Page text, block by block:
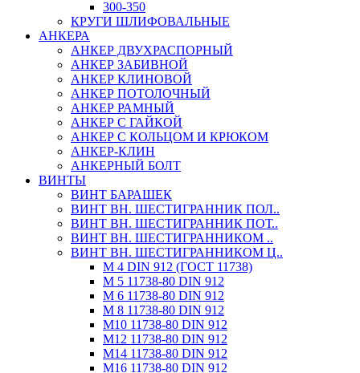
300-350
КРУГИ ШЛИФОВАЛЬНЫЕ
АНКЕРА
АНКЕР ДВУХРАСПОРНЫЙ
АНКЕР ЗАБИВНОЙ
АНКЕР КЛИНОВОЙ
АНКЕР ПОТОЛОЧНЫЙ
АНКЕР РАМНЫЙ
АНКЕР С ГАЙКОЙ
АНКЕР С КОЛЬЦОМ И КРЮКОМ
АНКЕР-КЛИН
АНКЕРНЫЙ БОЛТ
ВИНТЫ
ВИНТ БАРАШЕК
ВИНТ ВН. ШЕСТИГРАННИК ПОЛ..
ВИНТ ВН. ШЕСТИГРАННИК ПОТ..
ВИНТ ВН. ШЕСТИГРАННИКОМ ..
ВИНТ ВН. ШЕСТИГРАННИКОМ Ц..
М 4 DIN 912 (ГОСТ 11738)
М 5 11738-80 DIN 912
М 6 11738-80 DIN 912
М 8 11738-80 DIN 912
М10 11738-80 DIN 912
М12 11738-80 DIN 912
М14 11738-80 DIN 912
М16 11738-80 DIN 912